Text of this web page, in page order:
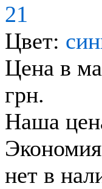
21
Цвет:
Цена в
грн.
Наша
нет в